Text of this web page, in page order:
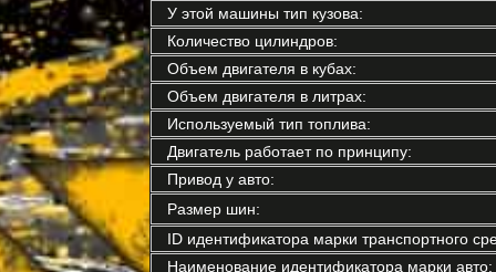
У этой машины тип кузова:
Количество цилиндров:
Объем двигателя в кубах:
Объем двигателя в литрах:
Используемый тип топлива:
Двигатель работает по принципу:
Привод у авто:
Размер шин:
ID идентификатора марки транспортного
Наименование идентификатора марки авто: